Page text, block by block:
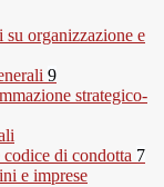
organizzazione e
9
strategico-
di condotta 7
e imprese